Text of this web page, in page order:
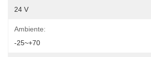
24 V
Ambiente:
-25~+70